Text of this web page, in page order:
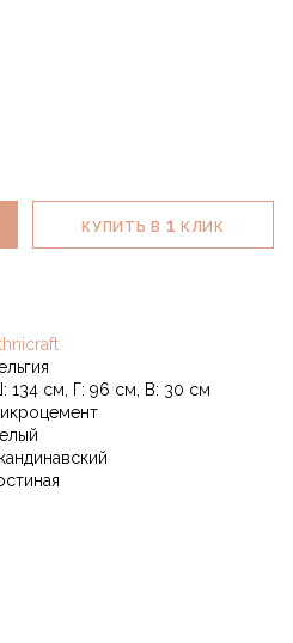
КУПИТЬ В 1 КЛИК
134 см, Г: 96 см, В: 30 см